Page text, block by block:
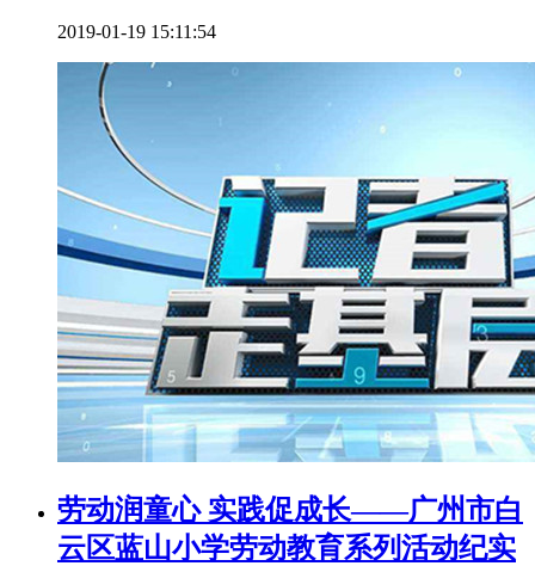
2019-01-19 15:11:54
劳动润童心 实践促成长——广州市白
云区蓝山小学劳动教育系列活动纪实